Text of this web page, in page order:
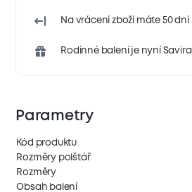
Na vrácení zboží máte 50 dní
Rodinné balení je nyní Savira
Parametry
Kód produktu
Rozměry polštář
Rozměry
Obsah balení